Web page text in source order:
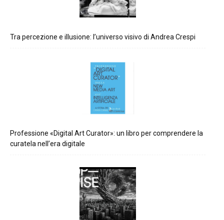
Tra percezione e illusione: l’universo visivo di Andrea Crespi
Professione «Digital Art Curator»: un libro per comprendere la
curatela nell’era digitale